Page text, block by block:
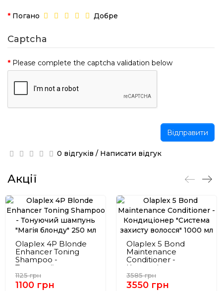
Погано Добре
Captcha
Please complete the captcha validation below
Відправити
0 відгуків / Написати відгук
Акції
Olaplex 4P Blonde
Enhancer Toning
Shampoo -
Тонуючий шампунь
"Магія блонду" 250
мл
1125 грн
1100 грн
Olaplex 5 Bond
Maintenance
Conditioner -
Кондиціонер
"Система захисту
волосся" 1000 мл
3585 грн
3550 грн